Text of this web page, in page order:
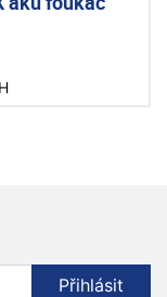
Přihlásit